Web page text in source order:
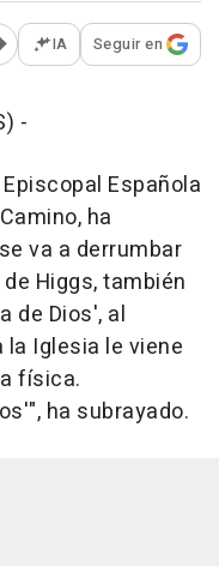
opciones para
IA Seguir en
-
Española
ha
va a derrumbar
Higgs, también
de Dios', al
Iglesia le viene
física.
ha subrayado.